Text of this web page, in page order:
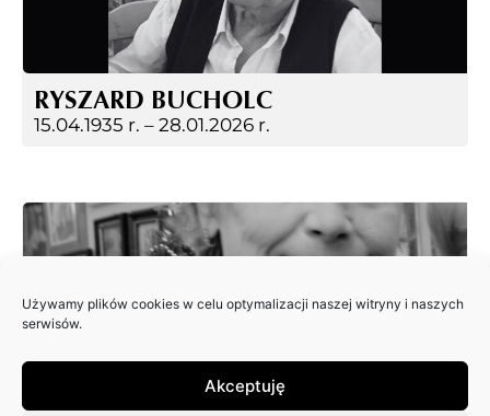
Używamy plików cookies w celu optymalizacji naszej witryny i naszych
serwisów.
Akceptuję
RYSZARD BUCHOLC
15.04.1935 r. – 28.01.2026 r.